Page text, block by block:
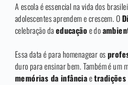
A escola é essencial na vida dos
adolescentes aprendem e crescem. O
celebração daeducaçãoe do
Essa data é para homenagear os
duro para ensinar bem. Também é um
memórias da infânciaetradições